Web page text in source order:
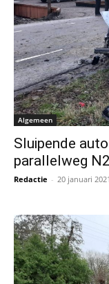
Algemeen
Sluipende
parallelweg
Redactie - 20 januari 2021